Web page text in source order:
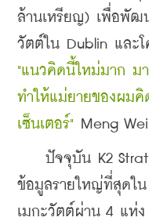
ล้านเหรียญ) เพื่อพัฒ
"แนวคิดนี้ใหม่มาก ม
ทำให้แม่ยายของผม
เซ็นเตอร์" Meng
ปัจจุบัน K2
ข้อมูลรายใหญ่ที่สุดใน
เมกะวัตต์ผ่าน 4 แห่